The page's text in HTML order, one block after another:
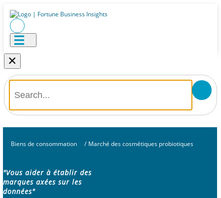
×
Biens de consommation / Marché des cosmétiques probiotiques
"Vous aider à établir des
marques axées sur les
données"